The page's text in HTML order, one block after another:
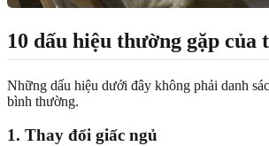
10 dấu hiệu thường gặp của
Những dấu hiệu dưới đây không phải danh
bình thường.
1. Thay đổi giấc ngủ